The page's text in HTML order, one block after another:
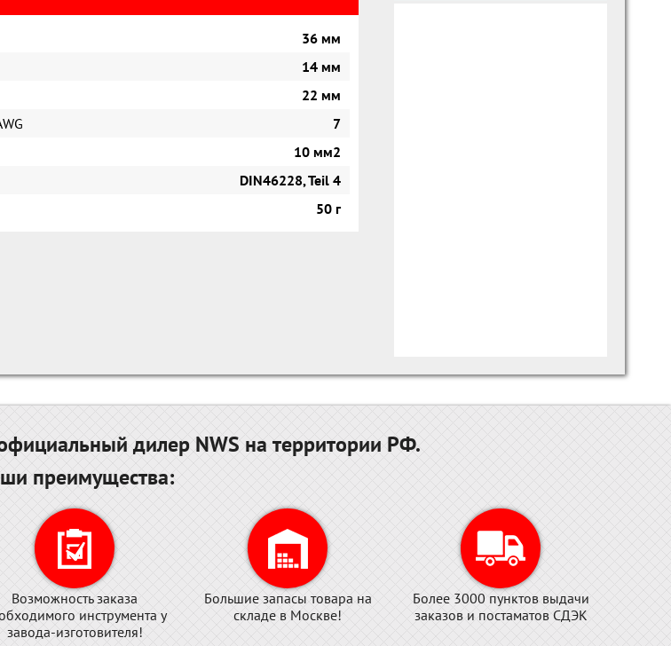
36 мм
14 мм
22 мм
7
10 мм2
DIN46228, Teil 4
50 г
дилер NWS на территории РФ.
преимущества:
Возможность заказа
инструмента у
завода-изготовителя!
Большие запасы товара на
складе в Москве!
Более 3000 пунктов выдачи
заказов и постаматов СДЭК